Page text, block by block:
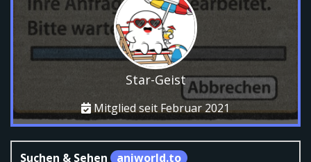
Star-Geist
Mitglied seit Februar 2021
Suchen & Sehen
aniworld.to